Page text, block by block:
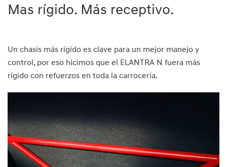
Mas rígido. Más receptivo.⁠
Un chasis más rígido es clave para un mejor manejo y
control, por eso hicimos que el ELANTRA N fuera más
rígido con refuerzos en toda la carrocería.